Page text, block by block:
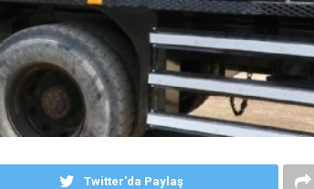
Twitter'da Paylaş